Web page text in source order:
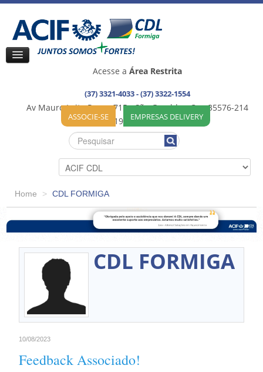
Acesse a Área Restrita
(37) 3321-4033 - (37) 3322-1554
Av Mauro Leite Praça, 715 - São Geraldo - Cep:35576-214
35576-192 / Formiga (MG)
ASSOCIE-SE EMPRESAS DELIVERY
Home > CDL FORMIGA
CDL FORMIGA
10/08/2023
Feedback Associado!